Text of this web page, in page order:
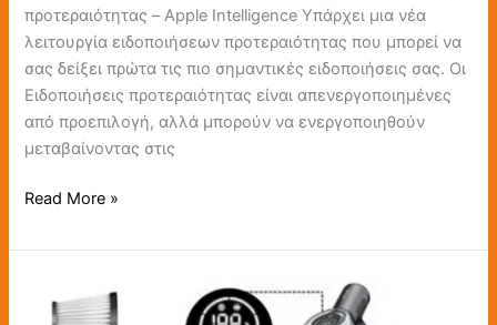
προτεραιότητας – Apple Intelligence Υπάρχει μια νέα
λειτουργία ειδοποιήσεων προτεραιότητας που μπορεί να
σας δείξει πρώτα τις πιο σημαντικές ειδοποιήσεις σας. Οι
Ειδοποιήσεις προτεραιότητας είναι απενεργοποιημένες
από προεπιλογή, αλλά μπορούν να ενεργοποιηθούν
μεταβαίνοντας στις
Read More »
Proscenic